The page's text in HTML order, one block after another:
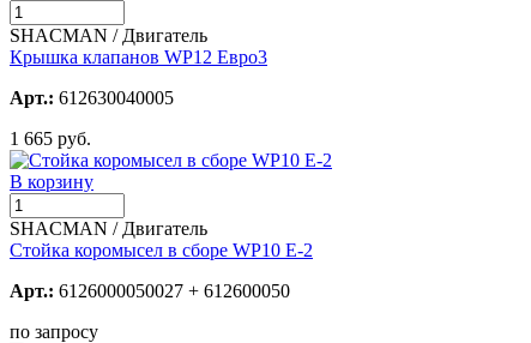
SHACMAN / Двигатель
Крышка клапанов WP12 Евро3
Арт.: 612630040005
1 665 руб.
В корзину
SHACMAN / Двигатель
Стойка коромысел в сборе WP10 E-2
Арт.: 6126000050027 + 612600050
по запросу